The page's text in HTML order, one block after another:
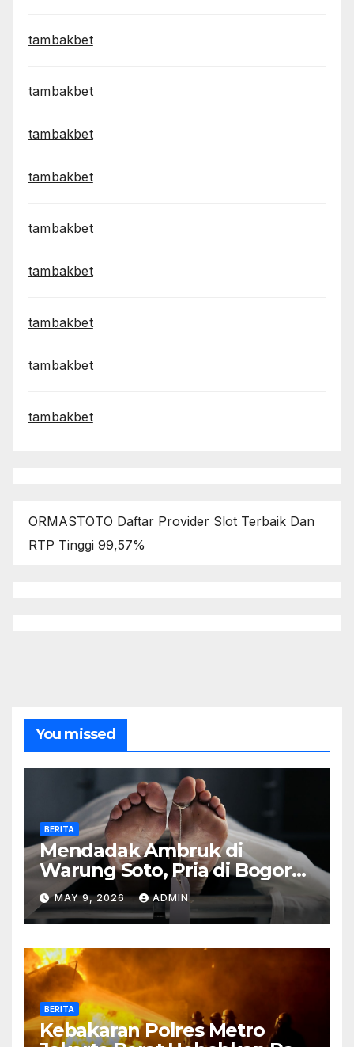
tambakbet
tambakbet
tambakbet
tambakbet
tambakbet
tambakbet
tambakbet
tambakbet
tambakbet
ORMASTOTO Daftar Provider Slot Terbaik Dan
RTP Tinggi 99,57%
You missed
BERITA
Mendadak Ambruk di
Warung Soto, Pria di Bogor
Meninggal Sebelum Makan
MAY 9, 2026 ADMIN
BERITA
Kebakaran Polres Metro